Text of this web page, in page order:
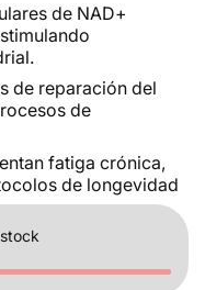
de NAD+
de reparación del
de
fatiga crónica,
de longevidad